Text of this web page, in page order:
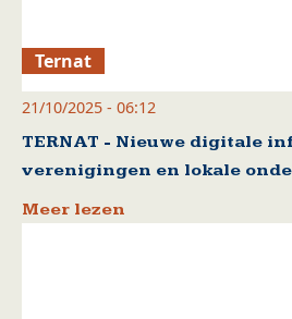
Ternat
21/10/2025 - 06:12
TERNAT - Nieuwe digitale
verenigingen en lokale
Meer lezen